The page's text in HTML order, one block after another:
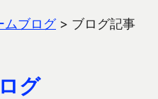
ムブログ> ブログ記事
グ